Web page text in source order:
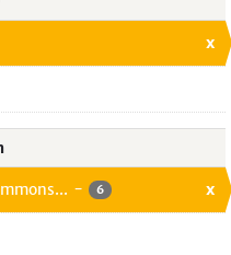
x
- 6 x